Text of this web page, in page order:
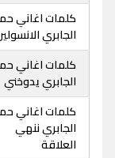
كلمات اغاني
الجابري
كلمات اغاني
الجابري يدوخني
كلمات اغاني
الجابري ننهي
العلاقة